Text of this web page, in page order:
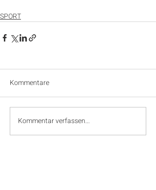
SPORT
Kommentare
Kommentar verfassen...